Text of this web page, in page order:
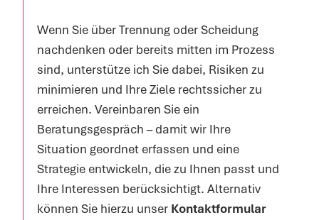
Wenn Sie über Trennung oder Scheidung
nachdenken oder bereits mitten im Prozess
sind, unterstütze ich Sie dabei, Risiken zu
minimieren und Ihre Ziele rechtssicher zu
erreichen. Vereinbaren Sie ein
Beratungsgespräch – damit wir Ihre
Situation geordnet erfassen und eine
Strategie entwickeln, die zu Ihnen passt und
Ihre Interessen berücksichtigt. Alternativ
können Sie hierzu unser Kontaktformular